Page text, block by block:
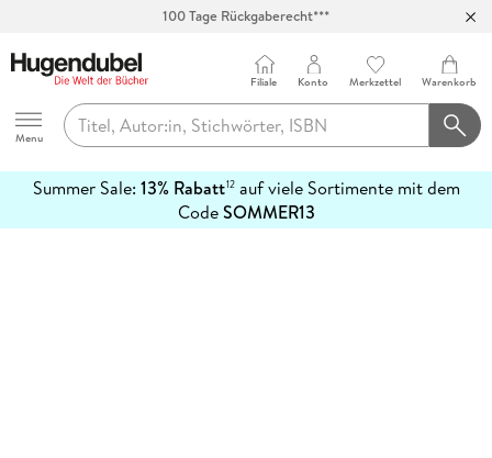
100 Tage Rückgaberecht***
Hugendubel
Menu
Filiale Konto Merkzettel Warenkorb
Summer Sale: 13% Rabatt12auf viele Sortimente mit dem
CodeSOMMER13
erfahren